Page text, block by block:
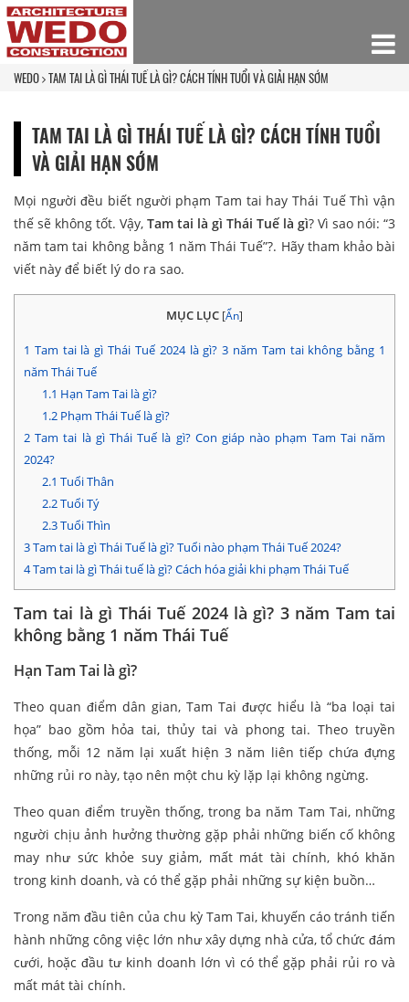
WEDO TAM TAI LÀ GÌ THÁI TUẾ LÀ GÌ? CÁCH TÍNH TUỔI VÀ GIẢI HẠN SỚM
TAM TAI LÀ GÌ THÁI TUẾ LÀ GÌ? CÁCH TÍNH TUỔI
VÀ GIẢI HẠN SỚM
Mọi người đều biết người phạm Tam tai hay Thái Tuế Thì vận
thế sẽ không tốt. Vậy, Tam tai là gì Thái Tuế là gì? Vì sao nói: “3
năm tam tai không bằng 1 năm Thái Tuế”?. Hãy tham khảo bài
viết này để biết lý do ra sao.
MỤC LỤC [Ẩn]
1 Tam tai là gì Thái Tuế 2024 là gì? 3 năm Tam tai không bằng 1
năm Thái Tuế
1.1 Hạn Tam Tai là gì?
1.2Phạm Thái Tuế là gì?
2 Tam tai là gì Thái Tuế là gì? Con giáp nào phạm Tam Tai năm
2024?
2.1 Tuổi Thân
2.2Tuổi Tý
2.3Tuổi Thìn
3Tam tai là gì Thái Tuế là gì? Tuổi nào phạm Thái Tuế 2024?
4Tam tai là gì Thái tuế là gì? Cách hóa giải khi phạm Thái Tuế
Tam tai là gì Thái Tuế 2024 là gì? 3 năm Tam tai
không bằng 1 năm Thái Tuế
Hạn Tam Tai là gì?
Theo quan điểm dân gian, Tam Tai được hiểu là “ba loại tai
họa” bao gồm hỏa tai, thủy tai và phong tai. Theo truyền
thống, mỗi 12 năm lại xuất hiện 3 năm liên tiếp chứa đựng
những rủi ro này, tạo nên một chu kỳ lặp lại không ngừng.
Theo quan điểm truyền thống, trong ba năm Tam Tai, những
người chịu ảnh hưởng thường gặp phải những biến cố không
may như sức khỏe suy giảm, mất mát tài chính, khó khăn
trong kinh doanh, và có thể gặp phải những sự kiện buồn…
Trong năm đầu tiên của chu kỳ Tam Tai, khuyến cáo tránh tiến
hành những công việc lớn như xây dựng nhà cửa, tổ chức đám
cưới, hoặc đầu tư kinh doanh lớn vì có thể gặp phải rủi ro và
mất mát tài chính.